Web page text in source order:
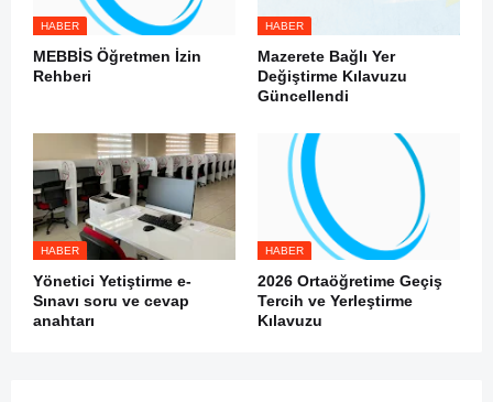
HABER
MEBBİS Öğretmen İzin
Rehberi
HABER
Mazerete Bağlı Yer
Değiştirme Kılavuzu
Güncellendi
HABER
Yönetici Yetiştirme e-
Sınavı soru ve cevap
anahtarı
HABER
2026 Ortaöğretime Geçiş
Tercih ve Yerleştirme
Kılavuzu